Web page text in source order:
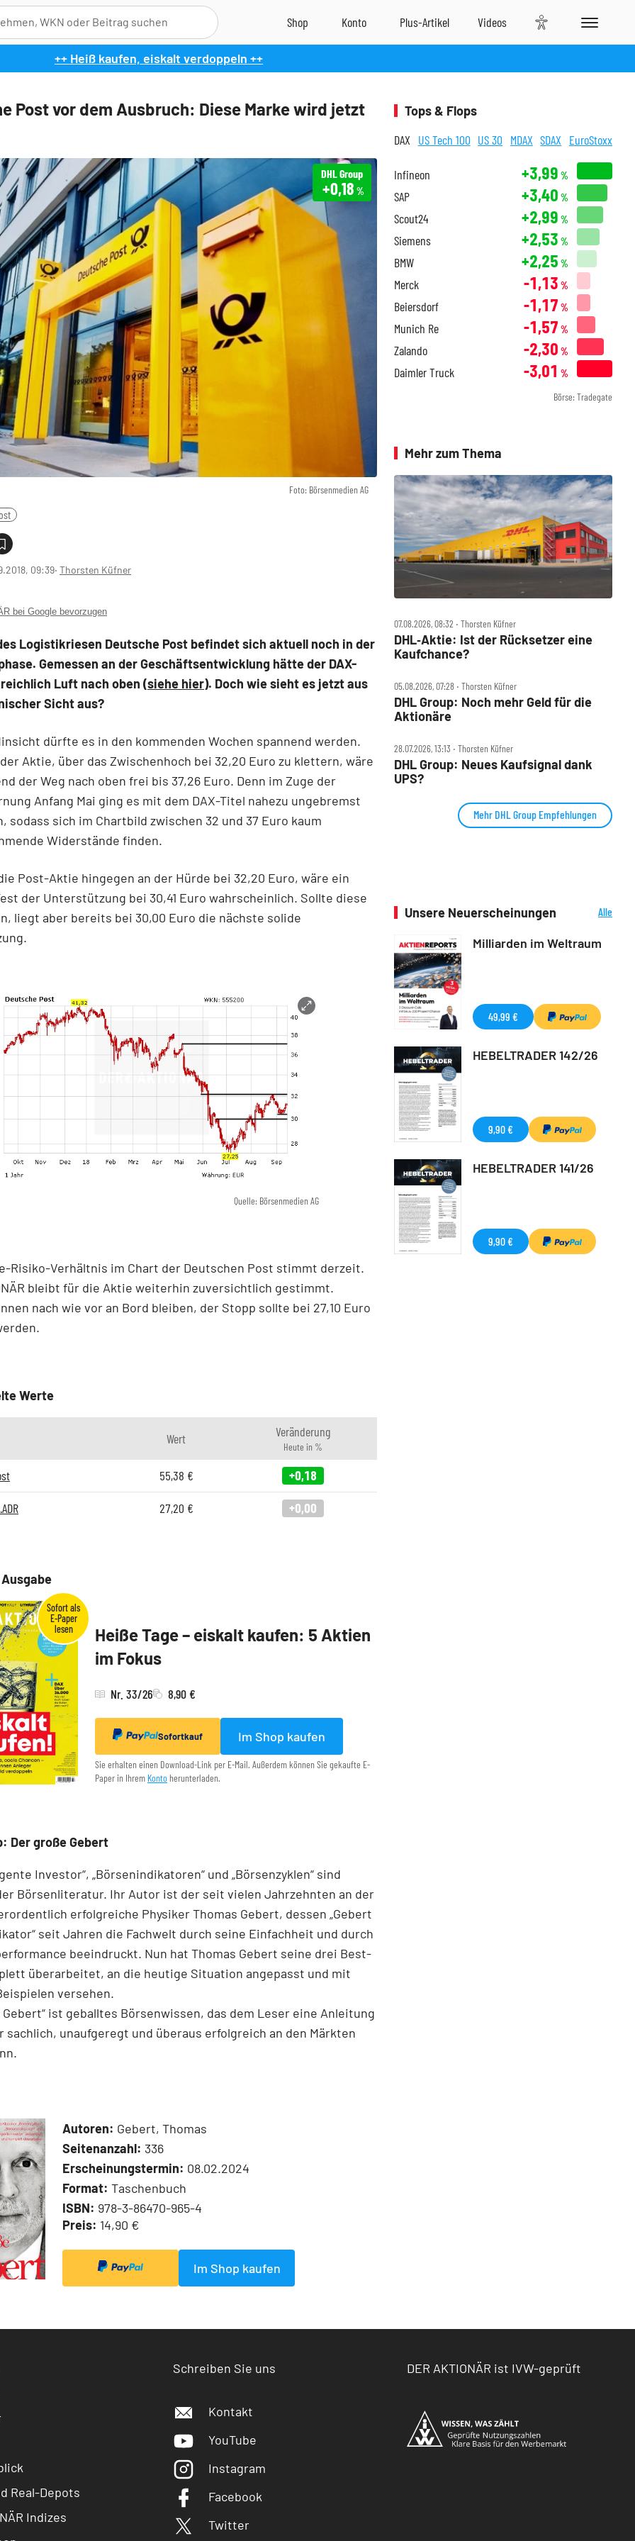
++ Heiß kaufen, eiskalt verdoppeln ++
Post vor dem Ausbruch: Diese Marke wird jetzt
Foto: Börsenmedien AG
DHL Group
+0,18 %
09:39‧ Thorsten Küfner
bei Google bevorzugen
Logistikriesen Deutsche Post befindet sich aktuell noch in der
Gemessen an der Geschäftsentwicklung hätte der DAX-
Luft nach oben (siehe hier). Doch wie sieht es jetzt aus
Sicht aus?
dürfte es in den kommenden Wochen spannend werden.
Aktie, über das Zwischenhoch bei 32,20 Euro zu klettern, wäre
der Weg nach oben frei bis 37,26 Euro. Denn im Zuge der
Anfang Mai ging es mit dem DAX-Titel nahezu ungebremst
sodass sich im Chartbild zwischen 32 und 37 Euro kaum
Widerstände finden.
Post-Aktie hingegen an der Hürde bei 32,20 Euro, wäre ein
der Unterstützung bei 30,41 Euro wahrscheinlich. Sollte diese
liegt aber bereits bei 30,00 Euro die nächste solide
Quelle: Börsenmedien AG
Risiko-Verhältnis im Chart der Deutschen Post stimmt derzeit.
bleibt für die Aktie weiterhin zuversichtlich gestimmt.
nach wie vor an Bord bleiben, der Stopp sollte bei 27,10 Euro
Werte
Wert Veränderung
Heute in %
55,38 € +0,18
27,20 € +0,00
Heiße Tage – eiskalt kaufen: 5 Aktien
im Fokus
Nr. 33/26 8,90 €
Sofortkauf Im Shop kaufen
Sie erhalten einen Download-Link per E-Mail. Außerdem können Sie gekaufte E-
Paper in Ihrem Konto herunterladen.
Der große Gebert
Investor“, „Börsenindikatoren“ und „Börsenzyklen“ sind
Börsen­literatur. Ihr Autor ist der seit vielen Jahrzehnten an der
erfolgreiche Physiker Thomas Gebert, dessen „Gebert
seit Jahren die Fachwelt durch seine Einfachheit und durch
beeindruckt. Nun hat Thomas Gebert seine drei Best­
überarbeitet, an die heutige ­Situation angepasst und mit
ver­sehen.
Gebert“ ist geballtes Börsenwissen, das dem Leser eine Anleitung
sachlich, unaufgeregt und überaus erfolgreich an den Märkten
Autoren: Gebert, Thomas
Seitenanzahl: 336
Erscheinungstermin: 08.02.2024
Format: Taschenbuch
ISBN: 978-3-86470-965-4
Preis: 14,90 €
Im Shop kaufen
Tops & Flops
DAX US Tech 100 US 30 MDAX SDAX EuroStoxx
Infineon +3,99 %
SAP +3,40 %
Scout24 +2,99 %
Siemens +2,53 %
BMW +2,25 %
Merck -1,13 %
Beiersdorf -1,17 %
Munich Re -1,57 %
Zalando -2,30 %
Daimler Truck -3,01 %
Börse: Tradegate
Mehr zum Thema
07.08.2026, 08:32 ‧ Thorsten Küfner
DHL‑Aktie: Ist der Rücksetzer eine
Kaufchance?
05.08.2026, 07:28 ‧ Thorsten Küfner
DHL Group: Noch mehr Geld für die
Aktionäre
28.07.2026, 13:13 ‧ Thorsten Küfner
DHL Group: Neues Kaufsignal dank
UPS?
Mehr DHL Group Empfehlungen
Unsere Neuerscheinungen
Alle
Milliarden im Weltraum
49,99 €
HEBELTRADER 142/26
9,90 €
HEBELTRADER 141/26
9,90 €
Real-Depots
Indizes
Schreiben Sie uns
Kontakt
YouTube
Instagram
Facebook
Twitter
DER AKTIONÄR ist IVW-geprüft